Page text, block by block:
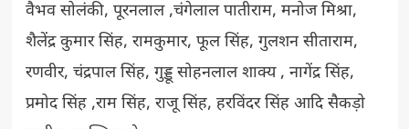
वैभव सोलंकी, पूरनलाल ,चंगेलाल पातीराम, मनोज मिश्रा,
शैलेंद्र कुमार सिंह, रामकुमार, फूल सिंह, गुलशन सीताराम,
रणवीर, चंद्रपाल सिंह, गुड्डू सोहनलाल शाक्य , नागेंद्र सिंह,
प्रमोद सिंह ,राम सिंह, राजू सिंह, हरविंदर सिंह आदि सैकड़ो